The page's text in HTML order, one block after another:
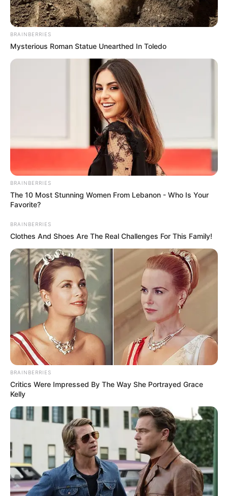
BRAINBERRIES
Mysterious Roman Statue Unearthed In Toledo
BRAINBERRIES
The 10 Most Stunning Women From Lebanon - Who Is Your
Favorite?
BRAINBERRIES
Clothes And Shoes Are The Real Challenges For This Family!
BRAINBERRIES
Critics Were Impressed By The Way She Portrayed Grace
Kelly